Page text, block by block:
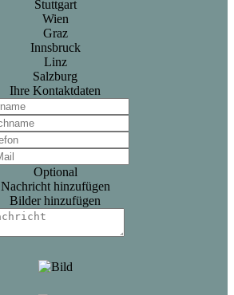
Stuttgart
Wien
Graz
Innsbruck
Linz
Salzburg
Ihre Kontaktdaten
Optional
Nachricht hinzufügen
Bilder hinzufügen